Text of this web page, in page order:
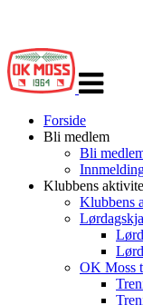
navigasjon
Forside
Bli medlem
Bli
Klubbens
Klubbens
OK Moss